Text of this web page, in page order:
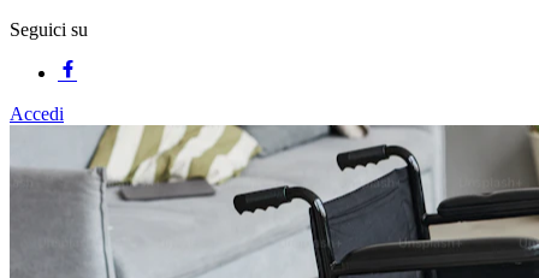
Seguici su
Accedi